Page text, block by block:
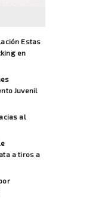
Estas
en
Juvenil
al
a tiros a